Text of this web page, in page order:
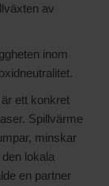
av
inom
ett konkret
Spillvärme
minskar
lokala
en partner